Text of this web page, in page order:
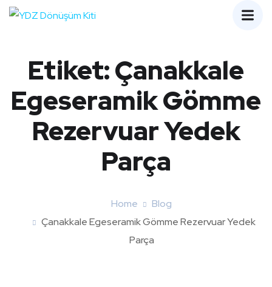
Etiket:Çanakkale
Egeseramik Gömme
Rezervuar Yedek
Parça
Home
Blog
Çanakkale Egeseramik Gömme Rezervuar Yedek
Parça